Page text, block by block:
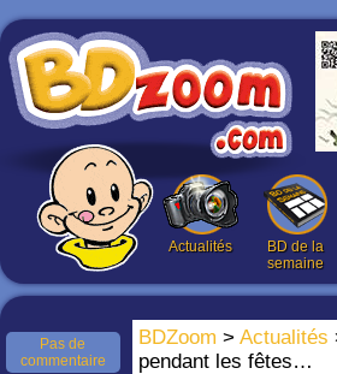
Actualités
BD de la
semaine
BDZoom > Actualités
pendant les fêtes…
Pas de
commentaire